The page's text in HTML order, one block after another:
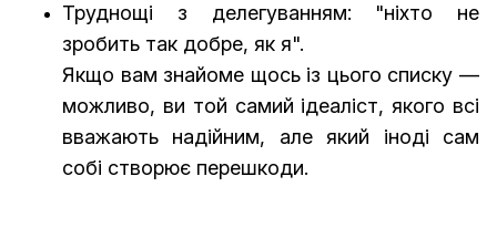
Труднощі з делегуванням: "ніхто не
зробить так добре, як я".
Якщо вам знайоме щось із цього списку —
можливо, ви той самий ідеаліст, якого всі
вважають надійним, але який іноді сам
собі створює перешкоди.